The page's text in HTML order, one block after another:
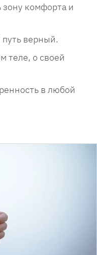
комфорта и
верный.
теле, о своей
в любой